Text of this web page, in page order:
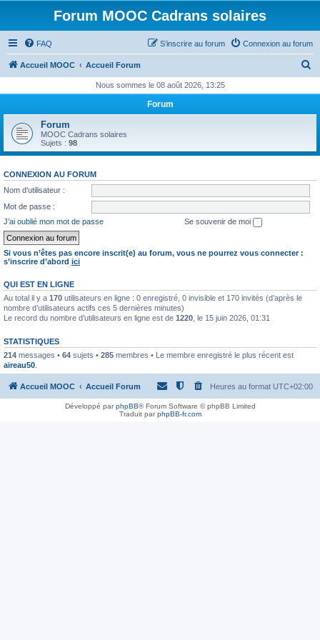
Forum MOOC Cadrans solaires
FAQ Connexion au forum
S’inscrire au forum
Accueil MOOC Accueil Forum
h
r
Nous sommes le 08 août 2026, 13:25
Forum
Forum
MOOC Cadrans solaires
Sujets : 98
CONNEXION AU FORUM
Nom d’utilisateur :
Mot de passe :
J’ai oublié mon mot de passe
Se souvenir de moi
Si vous n’êtes pas encore inscrit(e) au forum, vous ne pourrez vous connecter :
s’inscrire d’abord ici
QUI EST EN LIGNE
Au total il y a 170 utilisateurs en ligne : 0 enregistré, 0 invisible et 170 invités (d’après le
nombre d’utilisateurs actifs ces 5 dernières minutes)
Le record du nombre d’utilisateurs en ligne est de 1220 , le 15 juin 2026, 01:31
STATISTIQUES
214 messages • 64 sujets • 285 membres • Le membre enregistré le plus récent est
aireau50
Accueil MOOC Accueil Forum Heures au format UTC+02:00
Développé parphpBB® Forum Software © phpBB Limited
Traduit parphpBB-fr.com